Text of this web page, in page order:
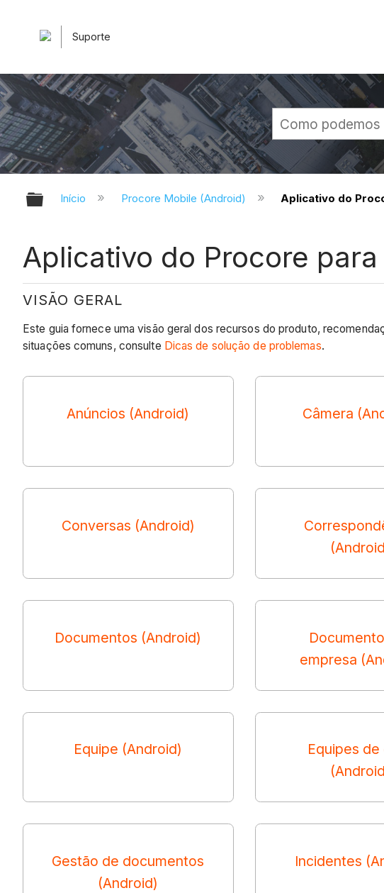
Suporte
Expandir/recolher hierarquia global
Início Procore Mobile (Android) Aplicativo do
Aplicativo do Procore
VISÃO GERAL
Este guia fornece uma visão geral dos recursos do produto,
situações comuns, consulte Dicas de solução de problemas.
Anúncios (Android) Câmera
Conversas (Android)
Documentos (Android)
empresa
Equipe (Android)
Equipes de
Gestão de documentos
(Android)
Incidentes